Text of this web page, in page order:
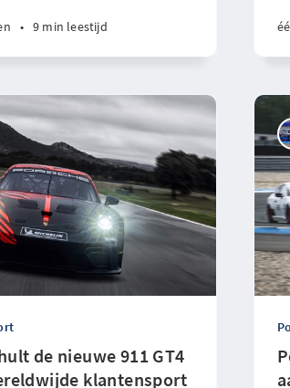
• 9 min leestijd
de nieuwe 911 GT4
klantensport